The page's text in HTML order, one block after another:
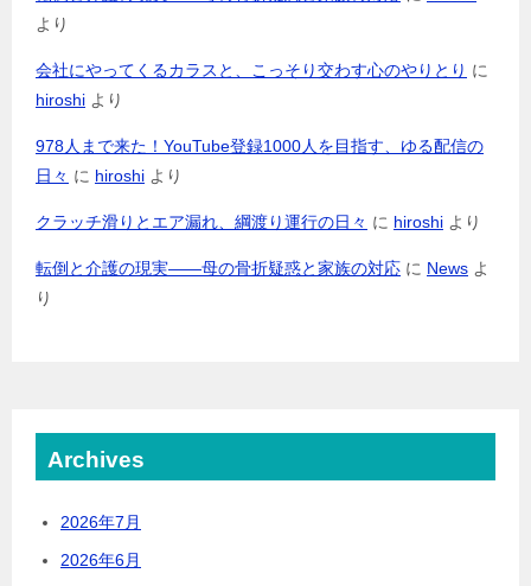
より
会社にやってくるカラスと、こっそり交わす心のやりとり に
hiroshi より
978人まで来た！YouTube登録1000人を目指す、ゆる配信の
日々 に hiroshi より
クラッチ滑りとエア漏れ、綱渡り運行の日々 に hiroshi より
転倒と介護の現実――母の骨折疑惑と家族の対応 に News よ
り
Archives
2026年7月
2026年6月